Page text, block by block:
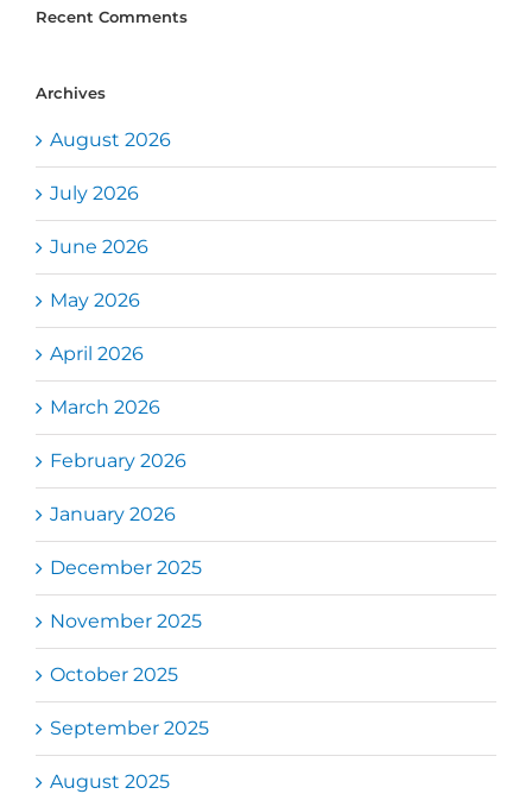
Recent Comments
Archives
August 2026
July 2026
June 2026
May 2026
April 2026
March 2026
February 2026
January 2026
December 2025
November 2025
October 2025
September 2025
August 2025